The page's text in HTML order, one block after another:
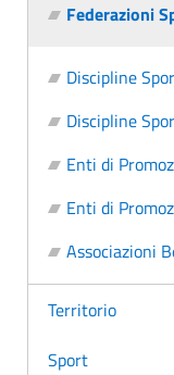
Federazioni
Discipline
Discipline
Enti di
Enti di
Associazioni
Territorio
Sport